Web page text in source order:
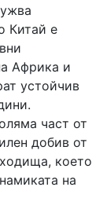
Китай е
Африка и
устойчив
част от
добив от
което
на